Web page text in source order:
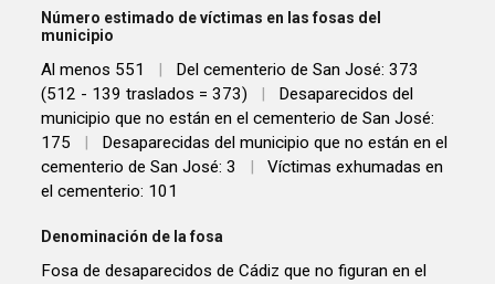
Número estimado de víctimas en las fosas del
municipio
Al menos 551 |
Del cementerio de San José: 373
(512 - 139 traslados = 373)
|
Desaparecidos del
municipio que no están en el cementerio de San José:
175
|
Desaparecidas del municipio que no están en el
cementerio de San José: 3
|
Víctimas exhumadas en
el cementerio: 101
Denominación de la fosa
Fosa de desaparecidos de Cádiz que no figuran en el